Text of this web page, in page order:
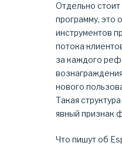
Отдельно
программу, это
инструментов
потока
за каждого
нового
Такая
явный признак
Что пишут об